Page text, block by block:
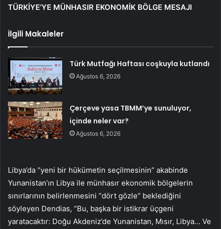
TÜRKİYE’YE MÜNHASIR EKONOMİK BÖLGE MESAJI
İlgili Makaleler
Türk Mutfağı Haftası coşkuyla kutlandı
Ağustos 6, 2026
Çerçeve yasa TBMM’ye sunuluyor,
içinde neler var?
Ağustos 6, 2026
Libya’da “yeni bir hükümetin seçilmesinin” akabinde
Yunanistan’ın Libya ile münhasır ekonomik bölgelerin
sınırlarının belirlenmesini “dört gözle” beklediğini
söyleyen Dendias, “Bu, başka bir istikrar üçgeni
yaratacaktır: Doğu Akdeniz’de Yunanistan, Mısır, Libya… Ve